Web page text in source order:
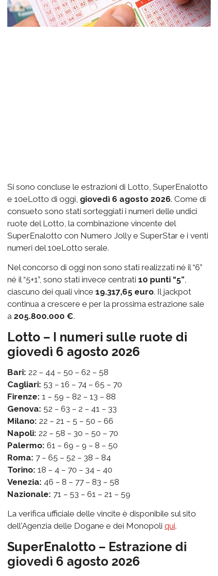
Si sono concluse le estrazioni di Lotto, SuperEnalotto
e 10eLotto di oggi, giovedì 6 agosto 2026. Come di
consueto sono stati sorteggiati i numeri delle undici
ruote del Lotto, la combinazione vincente del
SuperEnalotto con Numero Jolly e SuperStar e i venti
numeri del 10eLotto serale.
Nel concorso di oggi non sono stati realizzati né il “6”
né il “5+1”, sono stati invece centrati 10 punti “5”
ciascuno dei quali vince 19.317,65 euro. Il jackpot
continua a crescere e per la prossima estrazione sale
a 205.800.000 €.
Lotto – I numeri sulle ruote di
giovedì 6 agosto 2026
Bari: 22 – 44 – 50 – 62 – 58
Cagliari: 53 – 16 – 74 – 65 – 70
Firenze: 1 – 59 – 82 – 13 – 88
Genova: 52 – 63 – 2 – 41 – 33
Milano: 22 – 21 – 5 – 50 – 66
Napoli: 22 – 58 – 30 – 50 – 70
Palermo: 61 – 69 – 9 – 8 – 50
Roma: 7 – 65 – 52 – 38 – 84
Torino: 18 – 4 – 70 – 34 – 40
Venezia: 46 – 8 – 77 – 83 – 58
Nazionale: 71 – 53 – 61 – 21 – 59
La verifica ufficiale delle vincite è disponibile sul sito
dell'Agenzia delle Dogane e dei Monopoli qui.
SuperEnalotto – Estrazione di
giovedì 6 agosto 2026